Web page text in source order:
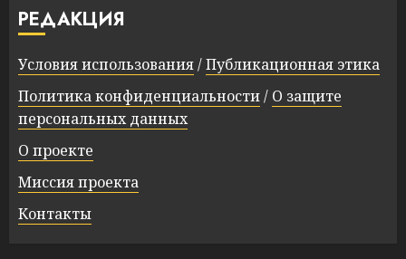
РЕДАКЦИЯ
Условия использования/Публикационная этика
Политика конфиденциальности/ О защите
персональных данных
О проекте
Миссия проекта
Контакты